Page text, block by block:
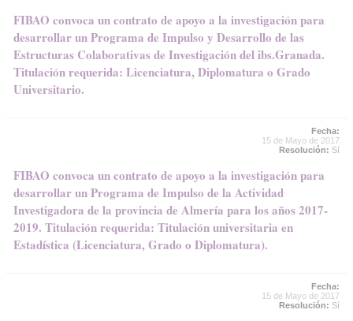
FIBAO convoca un contrato de apoyo a la investigación para
desarrollar un Programa de Impulso y Desarrollo de las
Estructuras Colaborativas de Investigación del ibs.Granada.
Titulación requerida: Licenciatura, Diplomatura o Grado
Universitario.
Fecha:
15 de Mayo de 2017
Resolución: Sí
FIBAO convoca un contrato de apoyo a la investigación para
desarrollar un Programa de Impulso de la Actividad
Investigadora de la provincia de Almería para los años 2017-
2019. Titulación requerida: Titulación universitaria en
Estadística (Licenciatura, Grado o Diplomatura).
Fecha:
15 de Mayo de 2017
Resolución: Sí